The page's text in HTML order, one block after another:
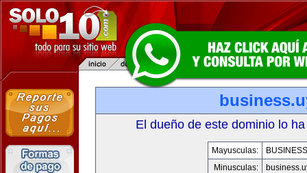
El dueño de este dominio lo
Mayusculas:
Minusculas: